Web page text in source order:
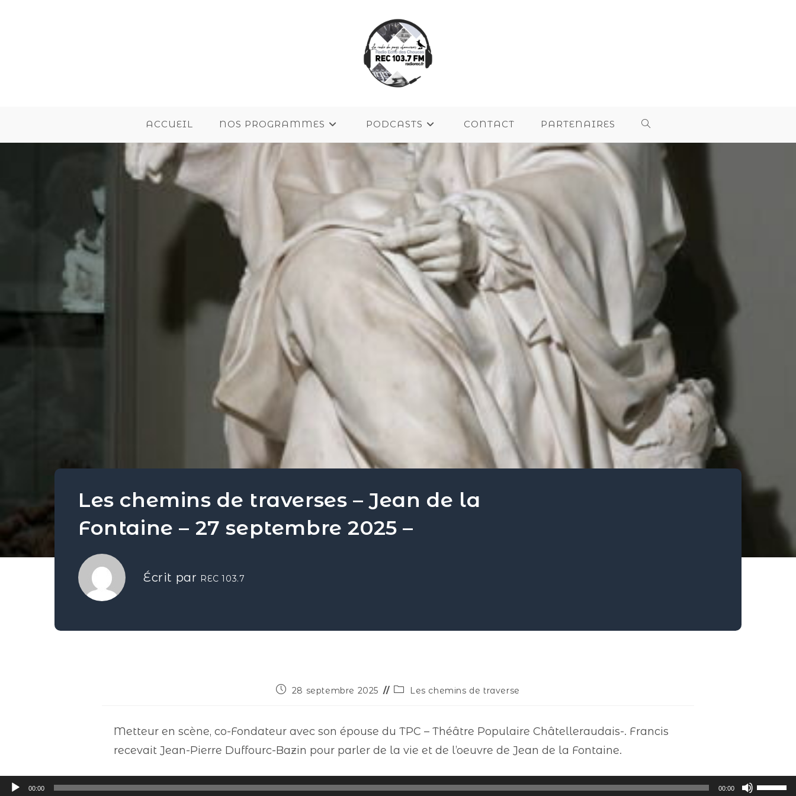
ACCUEIL NOS PROGRAMMES PODCASTS CONTACT PARTENAIRES
Les chemins de traverses – Jean de la
Fontaine – 27 septembre 2025 –
Écrit par REC 103.7
28 septembre 2025 Les chemins de traverse
Metteur en scène, co-Fondateur avec son épouse du TPC – Théâtre Populaire Châtelleraudais-. Francis
recevait Jean-Pierre Duffourc-Bazin pour parler de la vie et de l’oeuvre de Jean de la Fontaine.
Lecteur
00:00 00:00
Utilisez